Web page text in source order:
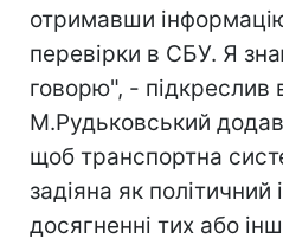
отримавши
перевірки в СБУ. Я
говорю", - підкреслив
М.Рудьковський
щоб транспортна
задіяна як політичний
досягненні тих або